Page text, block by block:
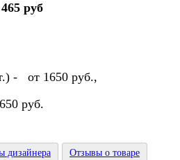
руб
- от 1650 руб.,
руб.
дизайнера Отзывы о товаре